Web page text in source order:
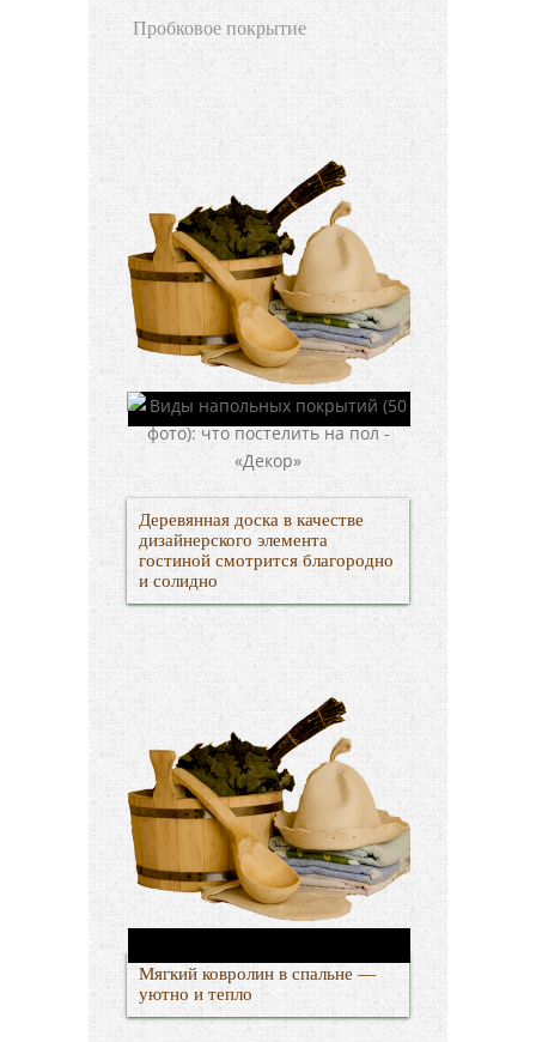
Пробковое покрытие
Деревянная доска в качестве
дизайнерского элемента
гостиной смотрится благородно
и солидно
Мягкий ковролин в спальне —
уютно и тепло